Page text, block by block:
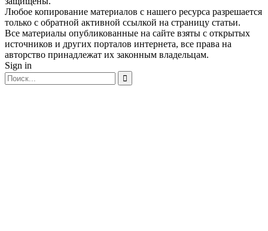
Любое копирование материалов с нашего ресурса разрешается
только с обратной активной ссылкой на страницу статьи.
Все материалы опубликованные на сайте взяты с открытых
источников и других порталов интернета, все права на
авторство принадлежат их законным владельцам.
Sign in